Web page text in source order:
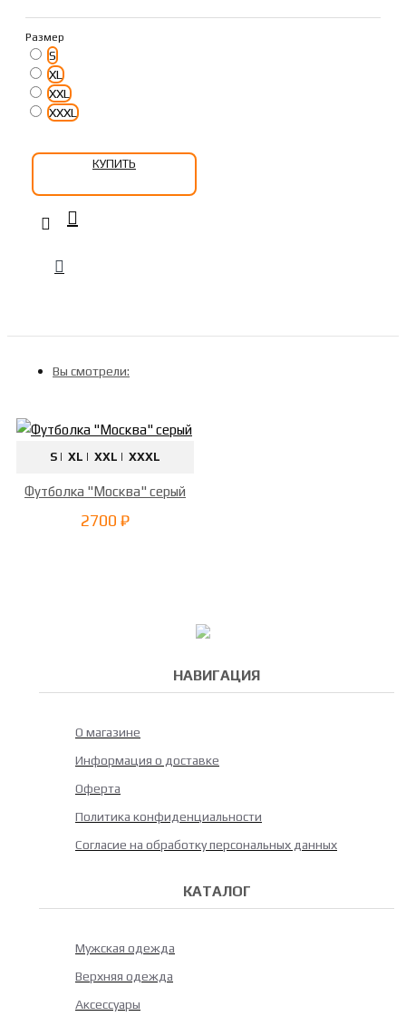
Размер
S
XL
XXL
XXXL
КУПИТЬ
Вы смотрели:
S | XL | XXL | XXXL
Футболка "Москва" серый
2700 ₽
НАВИГАЦИЯ
О магазине
Информация о доставке
Оферта
Политика конфиденциальности
Согласие на обработку персональных данных
КАТАЛОГ
Мужская одежда
Верхняя одежда
Аксессуары